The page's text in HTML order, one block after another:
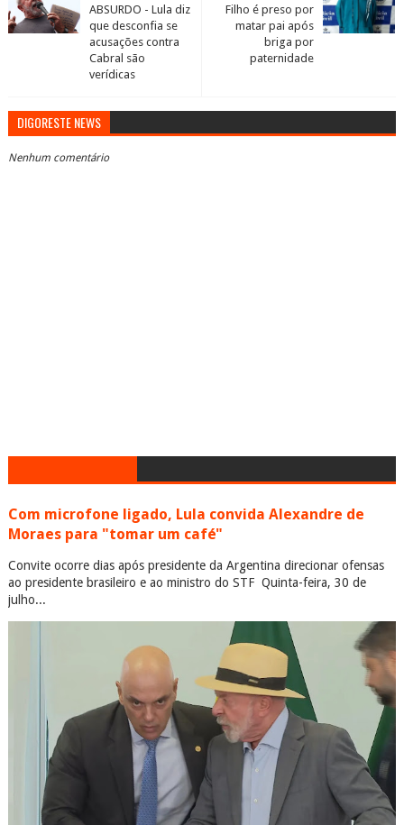
Filho é preso por
matar pai após
briga por
paternidade
ABSURDO - Lula diz
que desconfia se
acusações contra
Cabral são
verídicas
DIGORESTE NEWS
Nenhum comentário
Com microfone ligado, Lula convida Alexandre de
Moraes para "tomar um café"
Convite ocorre dias após presidente da Argentina direcionar ofensas
ao presidente brasileiro e ao ministro do STF Quinta-feira, 30 de
julho...